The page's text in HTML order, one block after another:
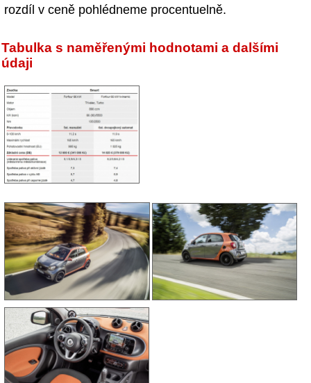
rozdíl v ceně pohlédneme procentuelně.
Tabulka s naměřenými hodnotami a dalšími
údaji